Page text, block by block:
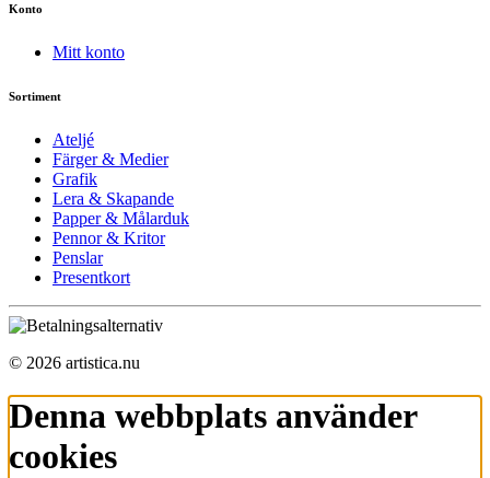
Konto
Mitt konto
Sortiment
Ateljé
Färger & Medier
Grafik
Lera & Skapande
Papper & Målarduk
Pennor & Kritor
Penslar
Presentkort
© 2026 artistica.nu
Denna webbplats använder
cookies